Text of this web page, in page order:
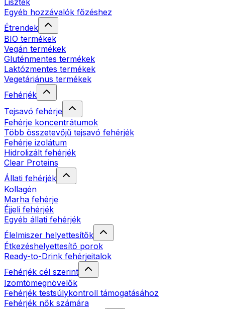
Lisztek
Egyéb hozzávalók főzéshez
Étrendek
BIO termékek
Vegán termékek
Gluténmentes termékek
Laktózmentes termékek
Vegetáriánus termékek
Fehérjék
Tejsavó fehérje
Fehérje koncentrátumok
Több összetevőjű tejsavó fehérjék
Fehérje izolátum
Hidrolizált fehérjék
Clear Proteins
Állati fehérjék
Kollagén
Marha fehérje
Éjjeli fehérjék
Egyéb állati fehérjék
Élelmiszer helyettesítők
Étkezéshelyettesítő porok
Ready-to-Drink fehérjeitalok
Fehérjék cél szerint
Izomtömegnövelők
Fehérjék testsúlykontroll támogatásához
Fehérjék nők számára